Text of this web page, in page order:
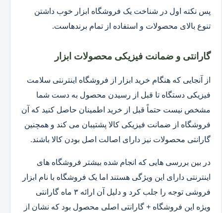
پس نکته اول در شناخت یک فروشگاه ابزار خوب داشتن
تنوع بالای محصولات و استفاده از تمام برندهاست.
گارانتی و ضمانت فیزیکی محصولات ابزار
از آنجایی که هنگام خرید ابزار از فروشگاه اینترنتی سلامت
فیزیکی دستگاه تا قبل از رسیدن محصول به دست شما
مشخص نیست حتماً قبل از خرید اطمینان حاصل کنید که آن
فروشگاه از ضمانت فیزیکی کالا پشتیبان می کند و همچنین
گارانتی محصولات نیز دارای اصالت اصل بودن کالا باشند.
در بین بررسی هایی که انجام شده بیشتر فروشگاه های
اینترنتی دارای این ویژگی هستند اما یک فروشگاه با نام ابزار
فروشی توجه را جلب کرد و دلیل آن ارائه ۳ ماه گارانتی
ویژه این فروشگاه + گارانتی اصلی محصول بود که نشان از